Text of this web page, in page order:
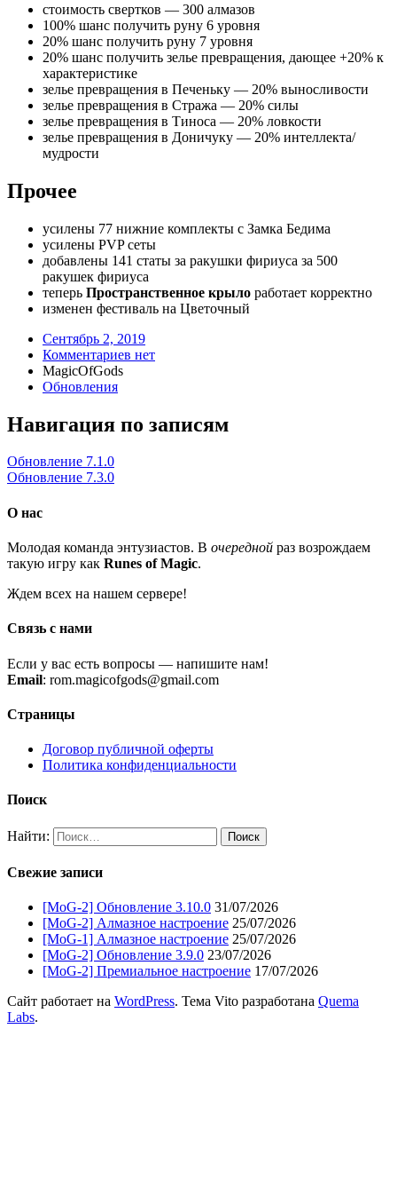
стоимость свертков — 300 алмазов
100% шанс получить руну 6 уровня
20% шанс получить руну 7 уровня
20% шанс получить зелье превращения, дающее +20% к
характеристике
зелье превращения в Печеньку — 20% выносливости
зелье превращения в Стража — 20% силы
зелье превращения в Тиноса — 20% ловкости
зелье превращения в Доничуку — 20% интеллекта/
мудрости
Прочее
усилены 77 нижние комплекты с Замка Бедима
усилены PVP сеты
добавлены 141 статы за ракушки фириуса за 500
ракушек фириуса
теперь Пространственное крыло работает корректно
изменен фестиваль на Цветочный
Сентябрь 2, 2019
Комментариев нет
MagicOfGods
Обновления
Навигация по записям
Обновление 7.1.0
Обновление 7.3.0
О нас
Молодая команда энтузиастов. В очередной раз возрождаем
такую игру как Runes of Magic.
Ждем всех на нашем сервере!
Связь с нами
Если у вас есть вопросы — напишите нам!
Email: rom.magicofgods@gmail.com
Страницы
Договор публичной оферты
Политика конфиденциальности
Поиск
Найти:
Свежие записи
[MoG-2] Обновление 3.10.0 31/07/2026
[MoG-2] Алмазное настроение 25/07/2026
[MoG-1] Алмазное настроение 25/07/2026
[MoG-2] Обновление 3.9.0 23/07/2026
[MoG-2] Премиальное настроение 17/07/2026
Сайт работает на WordPress. Тема Vito разработана Quema
Labs.